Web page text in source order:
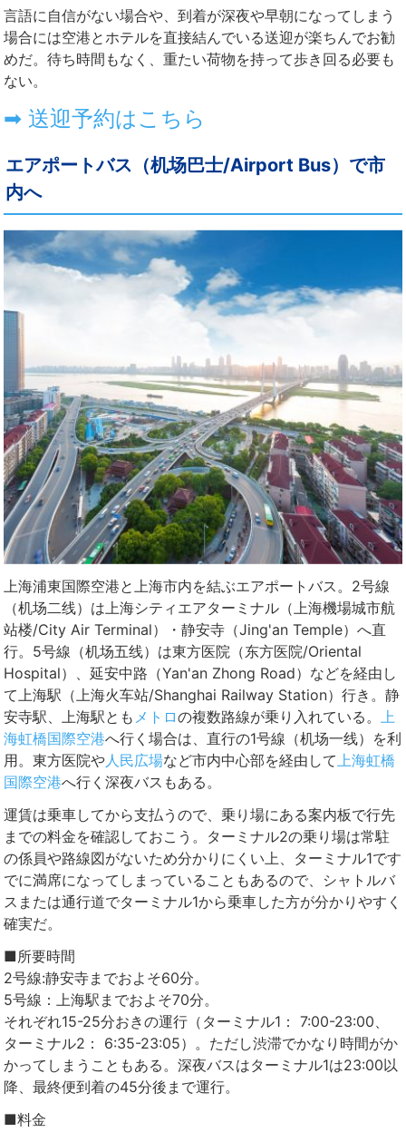
言語に自信がない場合や、到着が深夜や早朝になってしまう
場合には空港とホテルを直接結んでいる送迎が楽ちんでお勧
めだ。待ち時間もなく、重たい荷物を持って歩き回る必要も
ない。
➡ 送迎予約はこちら
エアポートバス（机场巴士/Airport Bus）で市
内へ
上海浦東国際空港と上海市内を結ぶエアポートバス。2号線
（机场二线）は上海シティエアターミナル（上海機場城市航
站楼/City Air Terminal）・静安寺（Jing'an Temple）へ直
行。5号線（机场五线）は東方医院（东方医院/Oriental
Hospital）、延安中路（Yan'an Zhong Road）などを経由し
て上海駅（上海火车站/Shanghai Railway Station）行き。静
安寺駅、上海駅とも メトロの複数路線が乗り入れている。
上
海虹橋国際空港へ行く場合は、直行の1号線（机场一线）を利
用。東方医院や 人民広場など市内中心部を経由して 上海虹橋
国際空港へ行く深夜バスもある。
運賃は乗車してから支払うので、乗り場にある案内板で行先
までの料金を確認しておこう。ターミナル2の乗り場は常駐
の係員や路線図がないため分かりにくい上、ターミナル1です
でに満席になってしまっていることもあるので、シャトルバ
スまたは通行道でターミナル1から乗車した方が分かりやすく
確実だ。
■所要時間
2号線:静安寺までおよそ60分。
5号線：上海駅までおよそ70分。
それぞれ15-25分おきの運行（ターミナル1： 7:00-23:00、
ターミナル2： 6:35-23:05）。ただし渋滞でかなり時間がか
かってしまうこともある。深夜バスはターミナル1は23:00以
降、最終便到着の45分後まで運行。
■料金